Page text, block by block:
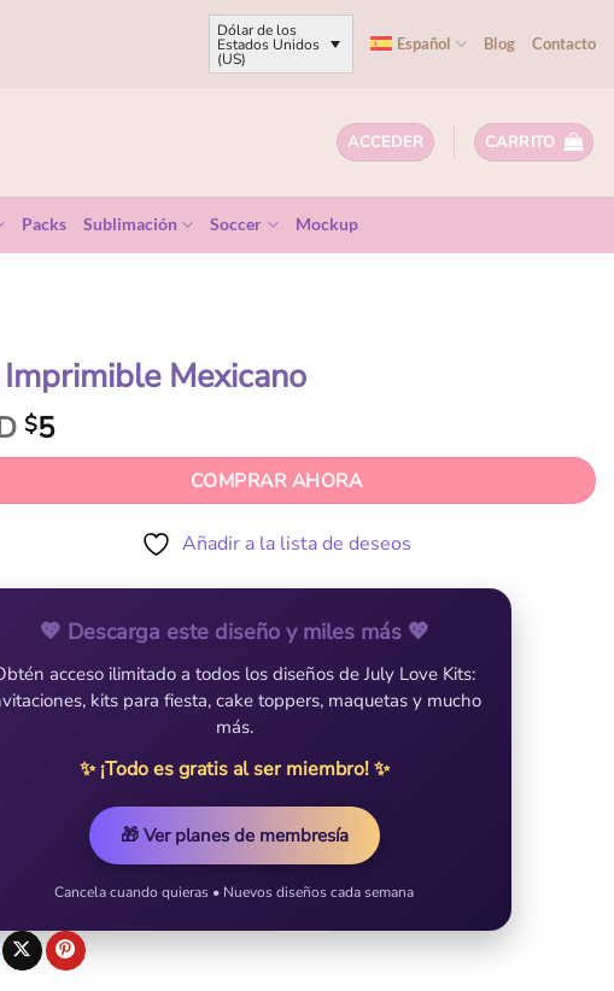
Dólar de los
Estados Unidos
(US)
Español Blog Contacto
ACCEDER CARRITO
Packs Sublimación Soccer Mockup
Mexicano
$5
COMPRAR AHORA
Añadir a la lista de deseos
💖 Descarga este diseño y miles más 💖
acceso ilimitado a todos los diseños de July Love Kits:
kits para fiesta, cake toppers, maquetas y mucho
más.
✨ ¡Todo es gratis al ser miembro! ✨
🎁 Ver planes de membresía
Cancela cuando quieras • Nuevos diseños cada semana